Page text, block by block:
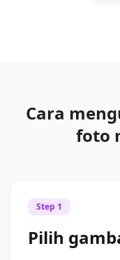
Cara
foto
Step 1
Pilih